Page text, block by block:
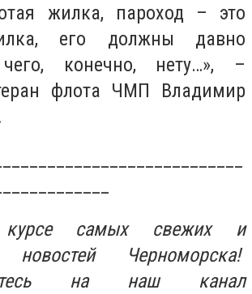
жилка, пароход – это
его должны давно
чего, конечно, нету…», –
флота ЧМП Владимир
самых свежих и
новостей Черноморска!
на наш канал